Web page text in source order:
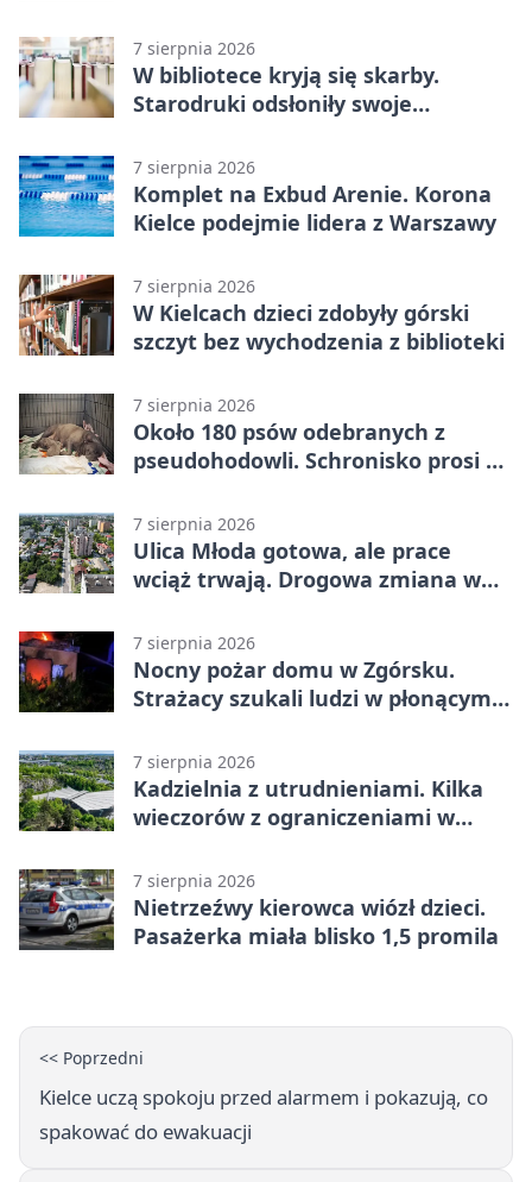
7 sierpnia 2026
W bibliotece kryją się skarby.
Starodruki odsłoniły swoje
7 sierpnia 2026
Komplet na Exbud Arenie. Korona
Kielce podejmie lidera z Warszawy
7 sierpnia 2026
W Kielcach dzieci zdobyły górski
szczyt bez wychodzenia z biblioteki
7 sierpnia 2026
Około 180 psów odebranych z
pseudohodowli. Schronisko prosi o
7 sierpnia 2026
Ulica Młoda gotowa, ale prace
wciąż trwają. Drogowa zmiana w
7 sierpnia 2026
Nocny pożar domu w Zgórsku.
Strażacy szukali ludzi w płonącym
7 sierpnia 2026
Kadzielnia z utrudnieniami. Kilka
wieczorów z ograniczeniami w
7 sierpnia 2026
Nietrzeźwy kierowca wiózł dzieci.
Pasażerka miała blisko 1,5 promila
<< Poprzedni
Kielce uczą spokoju przed alarmem i pokazują, co
spakować do ewakuacji